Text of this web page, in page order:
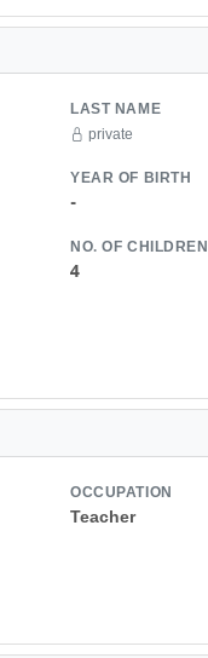
LAST NAME
private
YEAR OF BIRTH
-
NO. OF CHILDREN
4
OCCUPATION
Teacher